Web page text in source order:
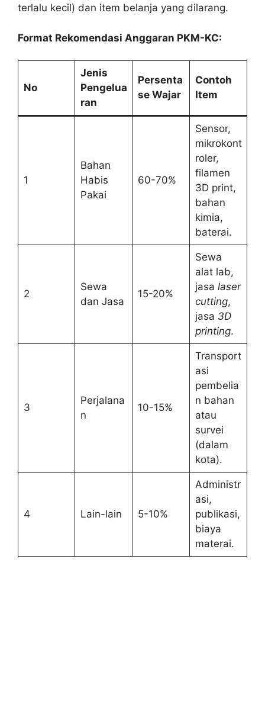
terlalu kecil) dan item belanja yang dilarang.
Format Rekomendasi Anggaran PKM-KC:
No
Jenis
Pengelua
ran
Persenta
se Wajar
Contoh
Item
1
Bahan
Habis
Pakai
60-70%
Sensor,
mikrokont
roler,
filamen
3D print,
bahan
kimia,
baterai.
2
Sewa
dan Jasa
15-20%
Sewa
alat lab,
jasa laser
cutting,
jasa 3D
printing.
3
Perjalana
n
10-15%
Transport
asi
pembelia
n bahan
atau
survei
(dalam
kota).
4 Lain-lain 5-10%
Administr
asi,
publikasi,
biaya
materai.